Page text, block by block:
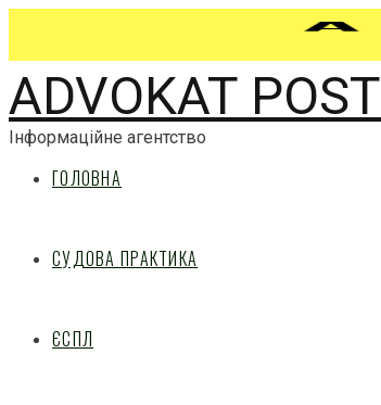
ADVOKAT POST
Інформаційне агентство
ГОЛОВНА
СУДОВА ПРАКТИКА
ЄСПЛ